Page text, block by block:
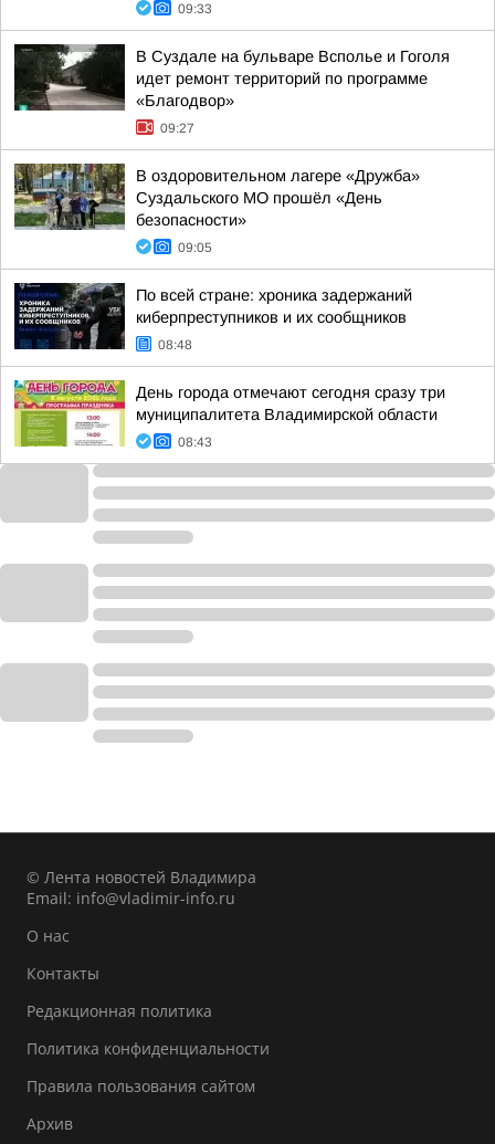
09:33
В Суздале на бульваре Всполье и Гоголя
идет ремонт территорий по программе
«Благодвор»
09:27
В оздоровительном лагере «Дружба»
Суздальского МО прошёл «День
безопасности»
09:05
По всей стране: хроника задержаний
киберпреступников и их сообщников
08:48
День города отмечают сегодня сразу три
муниципалитета Владимирской области
08:43
© Лента новостей Владимира
Email: info@vladimir-info.ru
О нас
Контакты
Редакционная политика
Политика конфиденциальности
Правила пользования сайтом
Архив